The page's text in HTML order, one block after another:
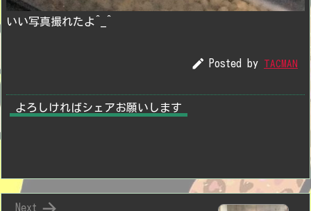
いい写真撮れたよ^_^
 Posted by TACMAN
よろしければシェアお願いします
Next